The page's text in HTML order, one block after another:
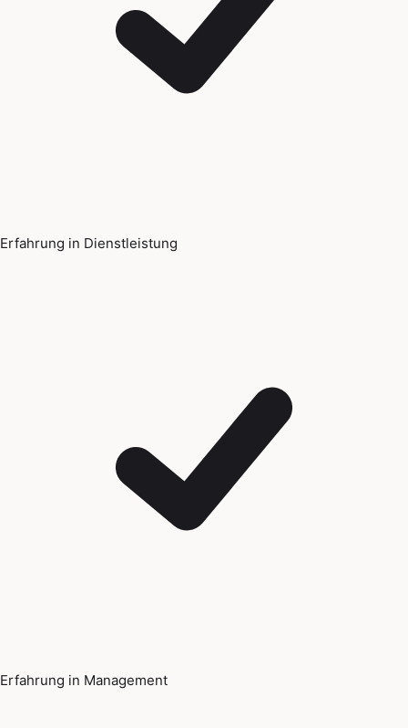
Erfahrung in Dienstleistung
Erfahrung in Management